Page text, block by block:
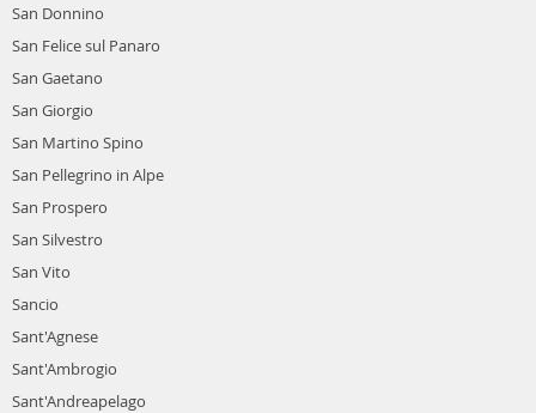
San Donnino
San Felice sul Panaro
San Gaetano
San Giorgio
San Martino Spino
San Pellegrino in Alpe
San Prospero
San Silvestro
San Vito
Sancio
Sant'Agnese
Sant'Ambrogio
Sant'Andreapelago